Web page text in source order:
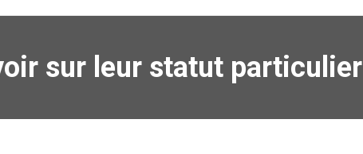
sur leur statut particulier